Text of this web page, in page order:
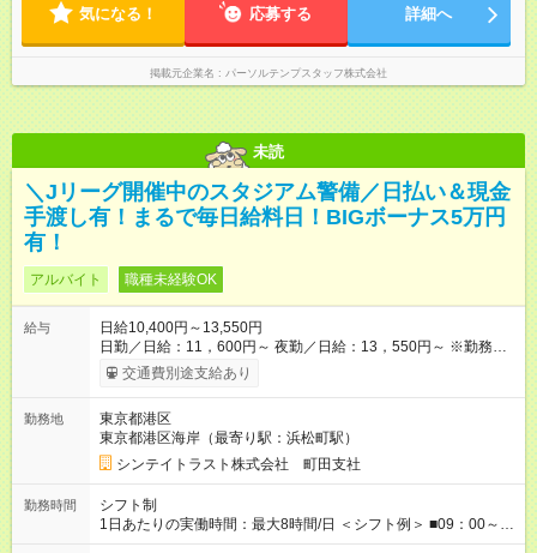
気になる！ 応募する 詳細へ
掲載元企業名 パーソルテンプスタッフ株式会社
未読
＼Jリーグ開催中のスタジアム警備／日払い＆現金
手渡し有！まるで毎日給料日！BIGボーナス5万円
有！
アルバイト 職種未経験OK
給与
日給10,400円～13,550円
日勤／日給：11，600円～ 夜勤／日給：13，550円～ ※勤務数
が週2日以下の場合 日勤／日給：10，400円 夜勤／日給：12，
350円 ■交通費別途全額支給 ※規定あり ■支払方法：日払い └日
⇒希望をお聞かせください♪ ■各種資格手当あり ■残業手当あり ■
日給保障あり └早く終わっても”全額”支給！ ・－・－・ ≪ 法定
研修 ≫ 研修時の給与： 日給10，000円×3日間（24時間） ＝研
修費として合計30，000円支給 ＋交通費全額支給 ※規定あり
【試用期間】試用期間なし
交通費別途支給あり
勤務地
東京都港区
東京都港区海岸（最寄り駅：浜松町駅）
シンテイトラスト株式会社 町田支社
勤務時間
シフト制
1日あたりの実働時間：最大8時間/日 ＜シフト例＞ ■09：00～
18：00 ■20：00～翌5：00 など！ 上記時間内で、 実働8時